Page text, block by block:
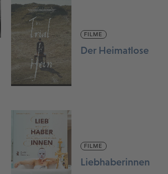
FILME
Der Heimatlose
FILME
Liebhaberinnen